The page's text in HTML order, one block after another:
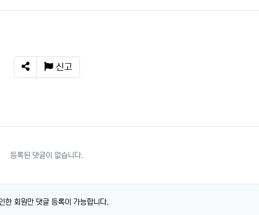
SNS 공유
신고
등록된 댓글이 없습니다.
한 회원만 댓글 등록이 가능합니다.